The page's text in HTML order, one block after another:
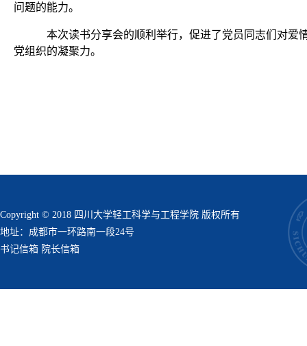
问题的能力。
本次读书分享会的顺利举行，促进了党员同志们对爱
党组织的凝聚力。
Copyright © 2018 四川大学轻工科学与工程学院 版权所有
地址：成都市一环路南一段24号
书记信箱 院长信箱